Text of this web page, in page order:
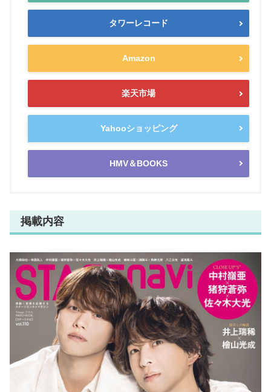
タワーレコード
Amazon
楽天市場
Yahooショッピング
HMV＆BOOKS
掲載内容